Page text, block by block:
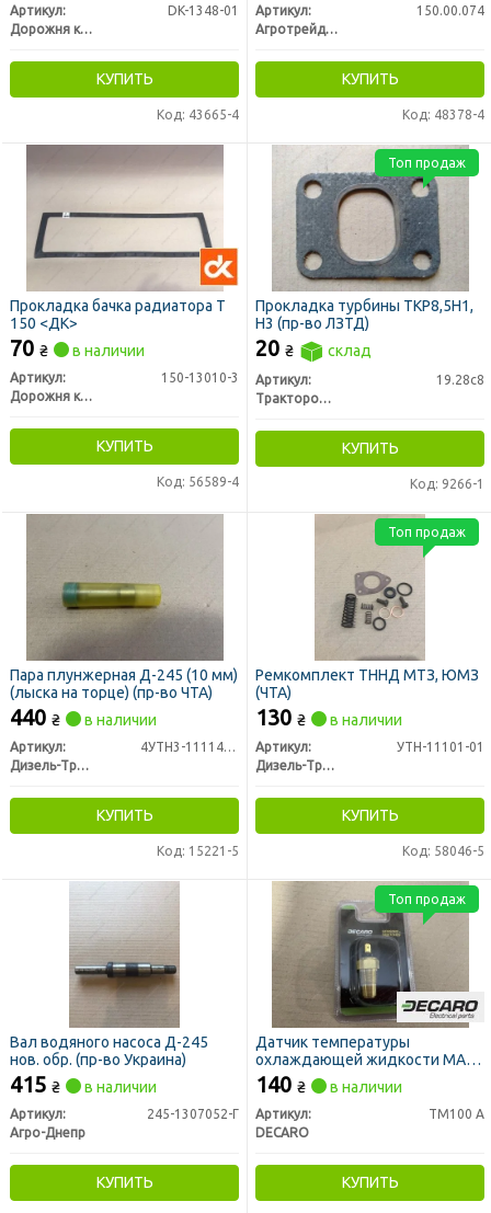
Артикул:
DK-1348-01
Дорожня карта
КУПИТЬ
Код: 43665-4
Артикул:
150.00.074
Агротрейд, Украина
КУПИТЬ
Код: 48378-4
Прокладка бачка радиатора Т
150 <ДК>
70 ₴ в наличии
Артикул:
150-13010-3
Дорожня карта
КУПИТЬ
Код: 56589-4
Прокладка турбины ТКР8,5Н1,
Н3 (пр-во ЛЗТД)
20 ₴ склад
Артикул:
19.28с8
Трактородеталь г. Лозовая
КУПИТЬ
Код: 9266-1
Топ продаж
Пара плунжерная Д-245 (10 мм)
(лыска на торце) (пр-во ЧТА)
440 ₴ в наличии
Артикул:
4УТН3-1111410-30
Дизель-Транс
КУПИТЬ
Код: 15221-5
Ремкомплект ТННД МТЗ, ЮМЗ
(ЧТА)
130 ₴ в наличии
Артикул:
УТН-11101-01
Дизель-Транс
КУПИТЬ
Код: 58046-5
Топ продаж
Вал водяного насоса Д-245
нов. обр. (пр-во Украина)
415 ₴ в наличии
Артикул:
245-1307052-Г
Агро-Днепр
КУПИТЬ
Датчик температуры
охлаждающей жидкости МАЗ,
ГАЗ (под клемму) (DECARO)
140 ₴ в наличии
Артикул:
ТМ100 А
DECARO
КУПИТЬ
Топ продаж